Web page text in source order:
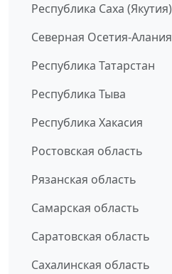
Республика Саха (Якутия)
Северная Осетия-Алания
Республика Татарстан
Республика Тыва
Республика Хакасия
Ростовская область
Рязанская область
Самарская область
Саратовская область
Сахалинская область